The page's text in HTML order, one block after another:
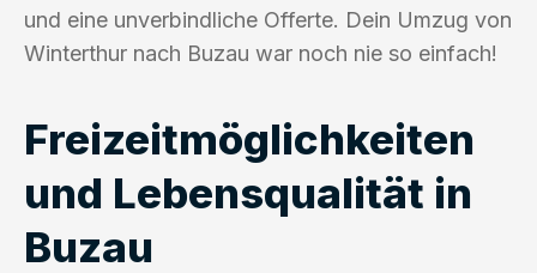
und eine unverbindliche Offerte. Dein Umzug von
Winterthur nach Buzau war noch nie so einfach!
Freizeitmöglichkeiten
und Lebensqualität in
Buzau